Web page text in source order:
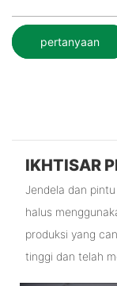
pertanyaan
IKHTISAR
Jendela dan
halus
produksi yang
tinggi dan telah